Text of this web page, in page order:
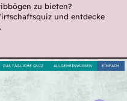
zu bieten?
und entdecke
EINFACH
ALLGEMEINWISSEN
DAS TÄGLICHE QUIZ